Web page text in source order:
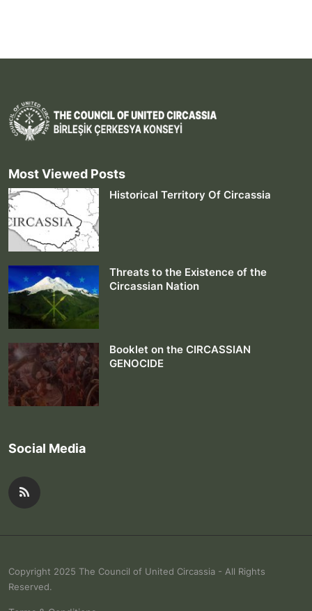
Most Viewed Posts
Historical Territory Of Circassia
Threats to the Existence of the
Circassian Nation
Booklet on the CIRCASSIAN
GENOCIDE
Social Media
Copyright 2025 The Council of United Circassia - All Rights
Reserved.